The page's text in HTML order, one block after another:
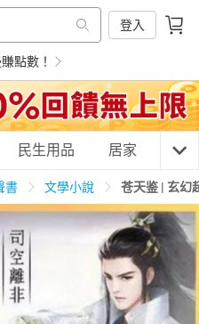
登入
點數！
養生保健 民生用品
運動休閒 親子玩具
民生用品 居家 3C
書 文學小說 苍天鉴 | 玄幻